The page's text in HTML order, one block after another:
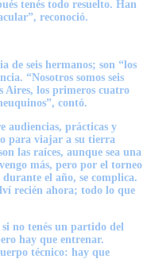
tenés todo resuelto. Han
reconoció.
de seis hermanos; son “los
“Nosotros somos seis
Aires, los primeros cuatro
contó.
audiencias, prácticas y
para viajar a su tierra
las raíces, aunque sea una
más, pero por el torneo
el año, se complica.
recién ahora; todo lo que
no tenés un partido del
hay que entrenar.
técnico: hay que